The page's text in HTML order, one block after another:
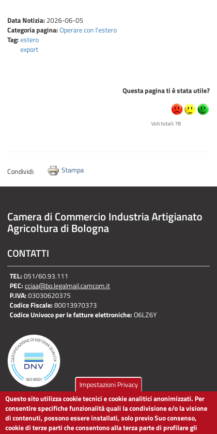
Data Notizia: 2026-06-05
Categoria pagina:Operare con l'estero
Tag:estero
export
Questa pagina ti è stata utile?
Voti totali: 78
Condividi: Stampa
Camera di Commercio Industria Artigianato
Agricoltura di Bologna
CONTATTI
TEL:051/60.93.111
PEC:cciaa@bo.legalmail.camcom.it
P.IVA:03030620375
Codice Fiscale:80013970373
Codice Univoco per le fatture elettroniche:O6LZ6Y
LINK UTILI
Dichiarazione di accessibilità
Impostazioni Privacy
Questo sito utilizza cookie tecnici e cookie analitici anonimizzati. Per
consentire specifiche funzionalità quali la condivisione e/o la visione
di contenuti, possono essere installati, solo previo Suo consenso,
cookie di terze parti che consentono alla terza parte di profilare gli